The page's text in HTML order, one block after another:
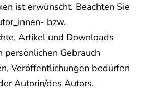
ist erwünscht. Beachten Sie
bzw.
Artikel und Downloads
Gebrauch
Veröffentlichungen bedürfen
Autorin/des Autors.